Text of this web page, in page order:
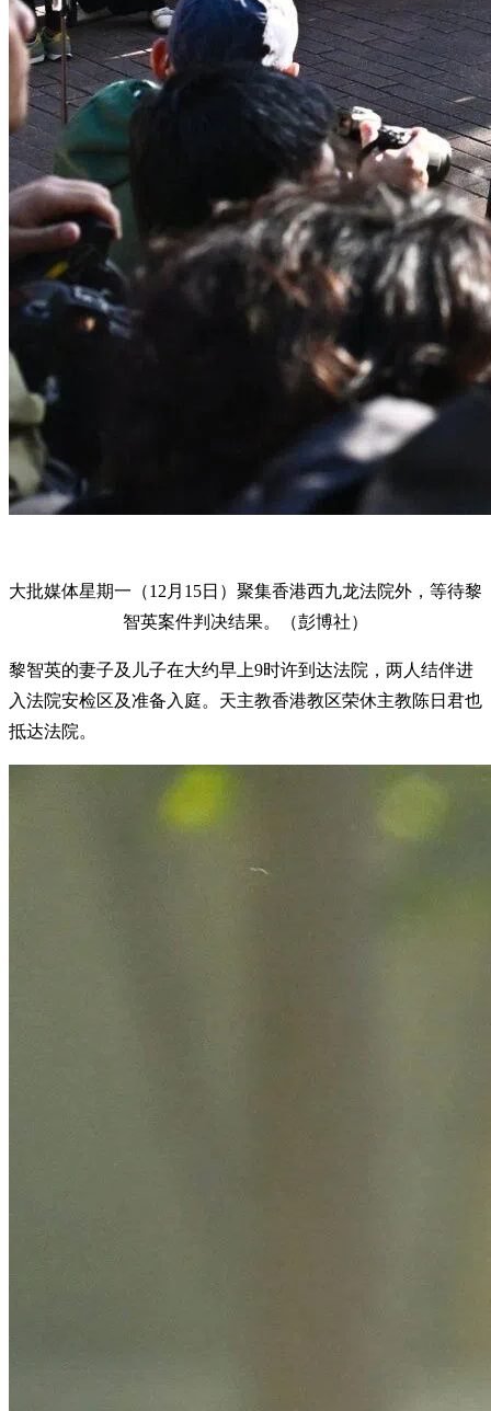
大批媒体星期一（12月15日）聚集香港西九龙法院外，等待黎
智英案件判决结果。（彭博社）
黎智英的妻子及儿子在大约早上9时许到达法院，两人结伴进
入法院安检区及准备入庭。天主教香港教区荣休主教陈日君也
抵达法院。